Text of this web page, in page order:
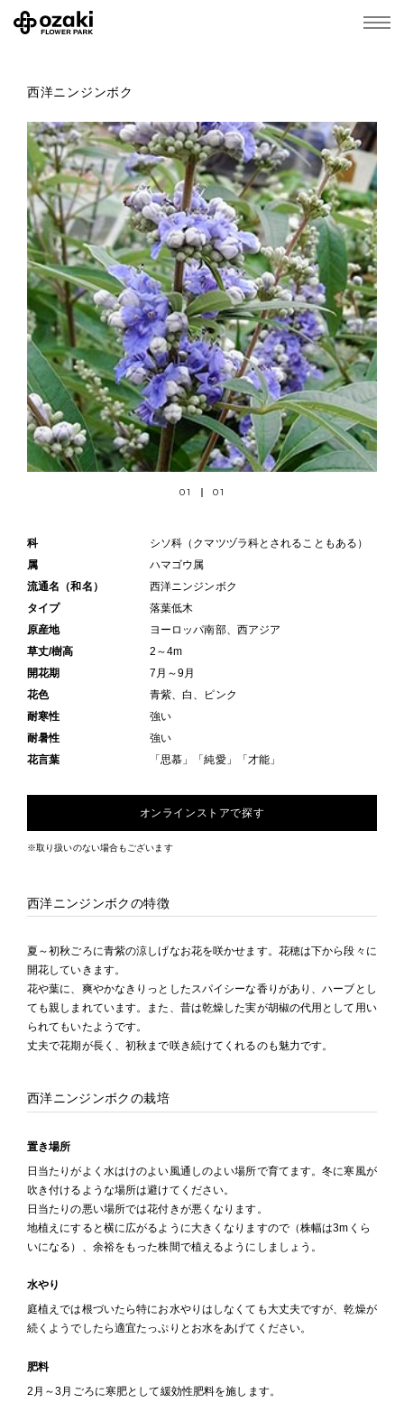
西洋ニンジンボク
01 01
科
シソ科（クマツヅラ科とされることもある）
属
ハマゴウ属
流通名（和名）
西洋ニンジンボク
タイプ
落葉低木
原産地
ヨーロッパ南部、西アジア
草丈/樹高
2～4m
開花期
7月～9月
花色
青紫、白、ピンク
耐寒性
強い
耐暑性
強い
花言葉
「思慕」「純愛」「才能」
オンラインストアで探す
※取り扱いのない場合もございます
西洋ニンジンボクの特徴
夏～初秋ごろに青紫の涼しげなお花を咲かせます。花穂は下から段々に
開花していきます。
花や葉に、爽やかなきりっとしたスパイシーな香りがあり、ハーブとし
ても親しまれています。また、昔は乾燥した実が胡椒の代用として用い
られてもいたようです。
丈夫で花期が長く、初秋まで咲き続けてくれるのも魅力です。
西洋ニンジンボクの栽培
置き場所
日当たりがよく水はけのよい風通しのよい場所で育てます。冬に寒風が
吹き付けるような場所は避けてください。
日当たりの悪い場所では花付きが悪くなります。
地植えにすると横に広がるように大きくなりますので（株幅は3mくら
いになる）、余裕をもった株間で植えるようにしましょう。
水やり
庭植えでは根づいたら特にお水やりはしなくても大丈夫ですが、乾燥が
続くようでしたら適宜たっぷりとお水をあげてください。
肥料
2月～3月ごろに寒肥として緩効性肥料を施します。